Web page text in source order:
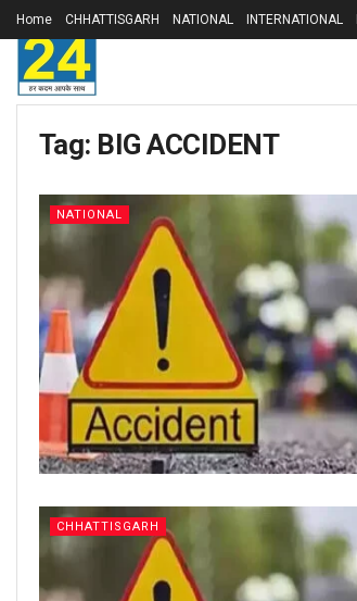
Home CHHATTISGARH NATIONAL INTERNATIONAL
Tag: BIG ACCIDENT
NATIONAL
CHHATTISGARH